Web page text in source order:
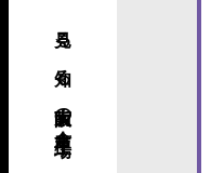
見る、知る、南大阪の倉庫･工場